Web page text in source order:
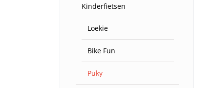
Kinderfietsen
Loekie
Bike Fun
Puky